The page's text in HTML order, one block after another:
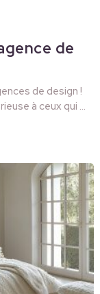
de
de design !
à ceux qui …